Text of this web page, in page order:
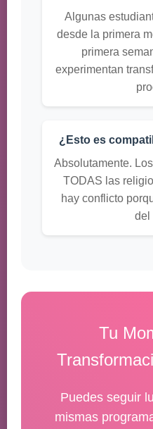
Algunas
desde la primera
primera
experimentan
¿Esto es
Absolutamente.
TODAS las
hay conflicto
del
Tu
Puedes seguir
mismas